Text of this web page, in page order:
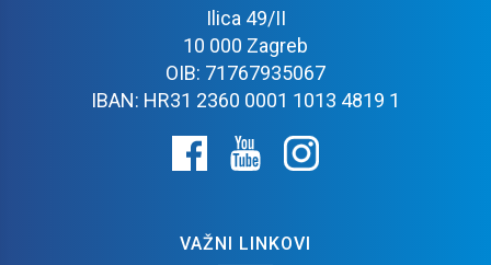
Ilica 49/II
10 000 Zagreb
OIB: 71767935067
IBAN: HR31 2360 0001 1013 4819 1
VAŽNI LINKOVI